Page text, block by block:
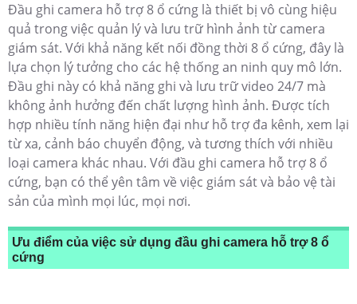
Đầu ghi camera hỗ trợ 8 ổ cứng là thiết bị vô cùng hiệu
quả trong việc quản lý và lưu trữ hình ảnh từ camera
giám sát. Với khả năng kết nối đồng thời 8 ổ cứng, đây là
lựa chọn lý tưởng cho các hệ thống an ninh quy mô lớn.
Đầu ghi này có khả năng ghi và lưu trữ video 24/7 mà
không ảnh hưởng đến chất lượng hình ảnh. Được tích
hợp nhiều tính năng hiện đại như hỗ trợ đa kênh, xem lại
từ xa, cảnh báo chuyển động, và tương thích với nhiều
loại camera khác nhau. Với đầu ghi camera hỗ trợ 8 ổ
cứng, bạn có thể yên tâm về việc giám sát và bảo vệ tài
sản của mình mọi lúc, mọi nơi.
Ưu điểm của việc sử dụng đầu ghi camera hỗ trợ 8 ổ
cứng